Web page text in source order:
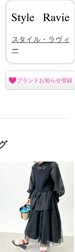
スタイル・ラヴィ
ー
ブランドお知らせ登録